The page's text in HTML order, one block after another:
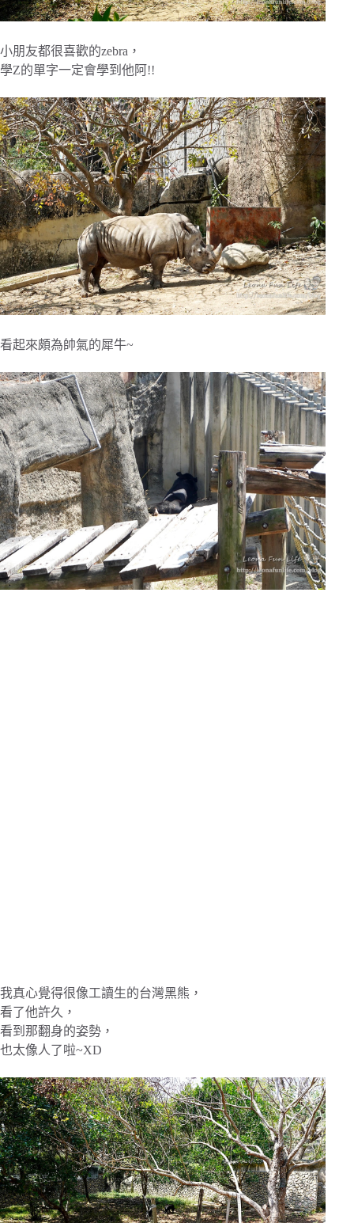
小朋友都很喜歡的zebra，
學Z的單字一定會學到他阿!!
看起來頗為帥氣的犀牛~
我真心覺得很像工讀生的台灣黑熊，
看了他許久，
看到那翻身的姿勢，
也太像人了啦~XD